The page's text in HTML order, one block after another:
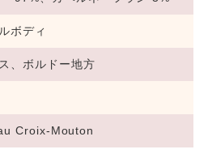
ボディ
、ボルドー地方
Croix-Mouton